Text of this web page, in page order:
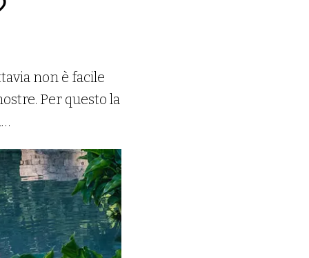
non è facile
Per questo la